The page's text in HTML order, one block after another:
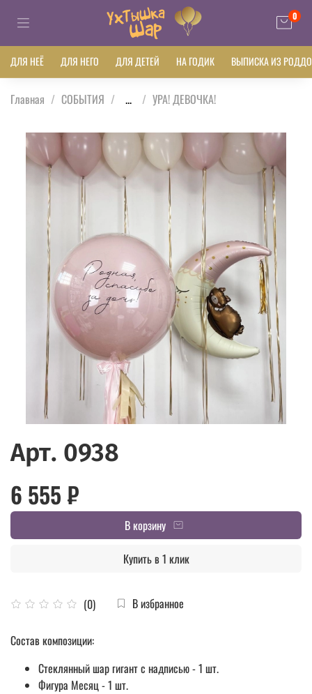
0
ДЛЯ НЕЁ ДЛЯ НЕГО ДЛЯ ДЕТЕЙ НА ГОДИК ВЫПИСКА ИЗ
Главная СОБЫТИЯ ... УРА! ДЕВОЧКА!
Арт. 0938
(0) В избранное
6 555 ₽
В корзину
Купить в 1 клик
Состав композиции:
Стеклянный шар гигант с надписью - 1 шт.
Фигура Месяц - 1 шт.